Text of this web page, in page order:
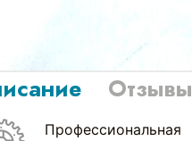
Отзывы
Профессиональная